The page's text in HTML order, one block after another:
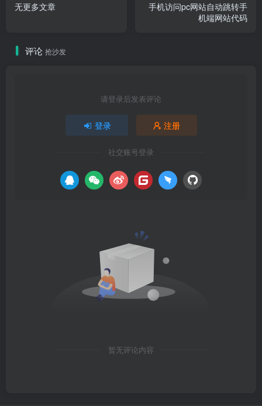
无更多文章
手机访问pc网站自动跳转手
机端网站代码
评论 抢沙发
请登录后发表评论
登录 注册
社交账号登录
暂无评论内容